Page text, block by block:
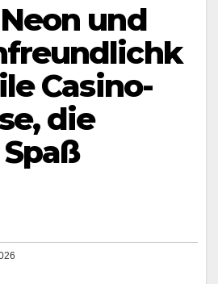
und
Casino-
die